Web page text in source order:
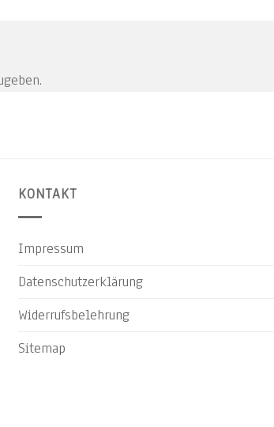
KONTAKT
Impressum
Datenschutzerklärung
Widerrufsbelehrung
Sitemap